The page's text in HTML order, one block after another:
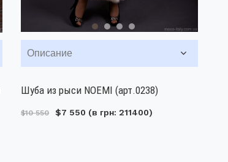
Описание
Шуба из рыси NOEMI (арт.0238)
$10 550 $7 550 (в грн: 211400)